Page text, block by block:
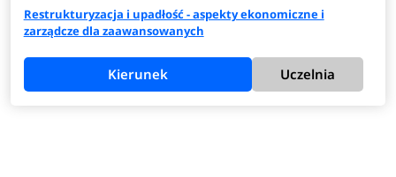
Restrukturyzacja i upadłość - aspekty ekonomiczne i
zarządcze dla zaawansowanych
Kierunek Uczelnia